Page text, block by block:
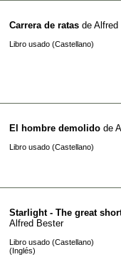
Carrera de ratas de Alfred
Libro usado (Castellano)
El hombre demolido de
Libro usado (Castellano)
Starlight - The great
Alfred Bester
Libro usado (Castellano)
(Inglés)